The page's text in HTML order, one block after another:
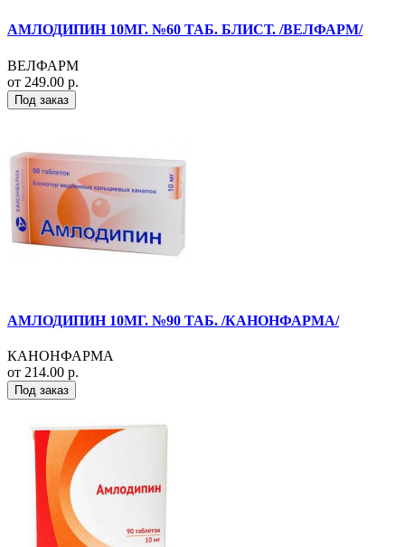
АМЛОДИПИН 10МГ. №60 ТАБ. БЛИСТ. /ВЕЛФАРМ/
ВЕЛФАРМ
от 249.00 р.
Под заказ
АМЛОДИПИН 10МГ. №90 ТАБ. /КАНОНФАРМА/
КАНОНФАРМА
от 214.00 р.
Под заказ